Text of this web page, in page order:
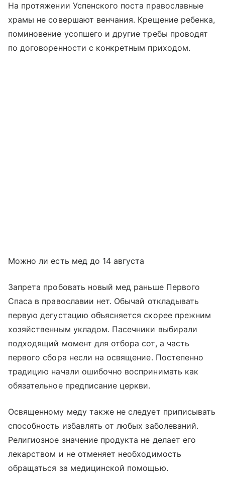
На протяжении Успенского поста православные
храмы не совершают венчания. Крещение ребенка,
поминовение усопшего и другие требы проводят
по договоренности с конкретным приходом.
Можно ли есть мед до 14 августа
Запрета пробовать новый мед раньше Первого
Спаса в православии нет. Обычай откладывать
первую дегустацию объясняется скорее прежним
хозяйственным укладом. Пасечники выбирали
подходящий момент для отбора сот, а часть
первого сбора несли на освящение. Постепенно
традицию начали ошибочно воспринимать как
обязательное предписание церкви.
Освященному меду также не следует приписывать
способность избавлять от любых заболеваний.
Религиозное значение продукта не делает его
лекарством и не отменяет необходимость
обращаться за медицинской помощью.